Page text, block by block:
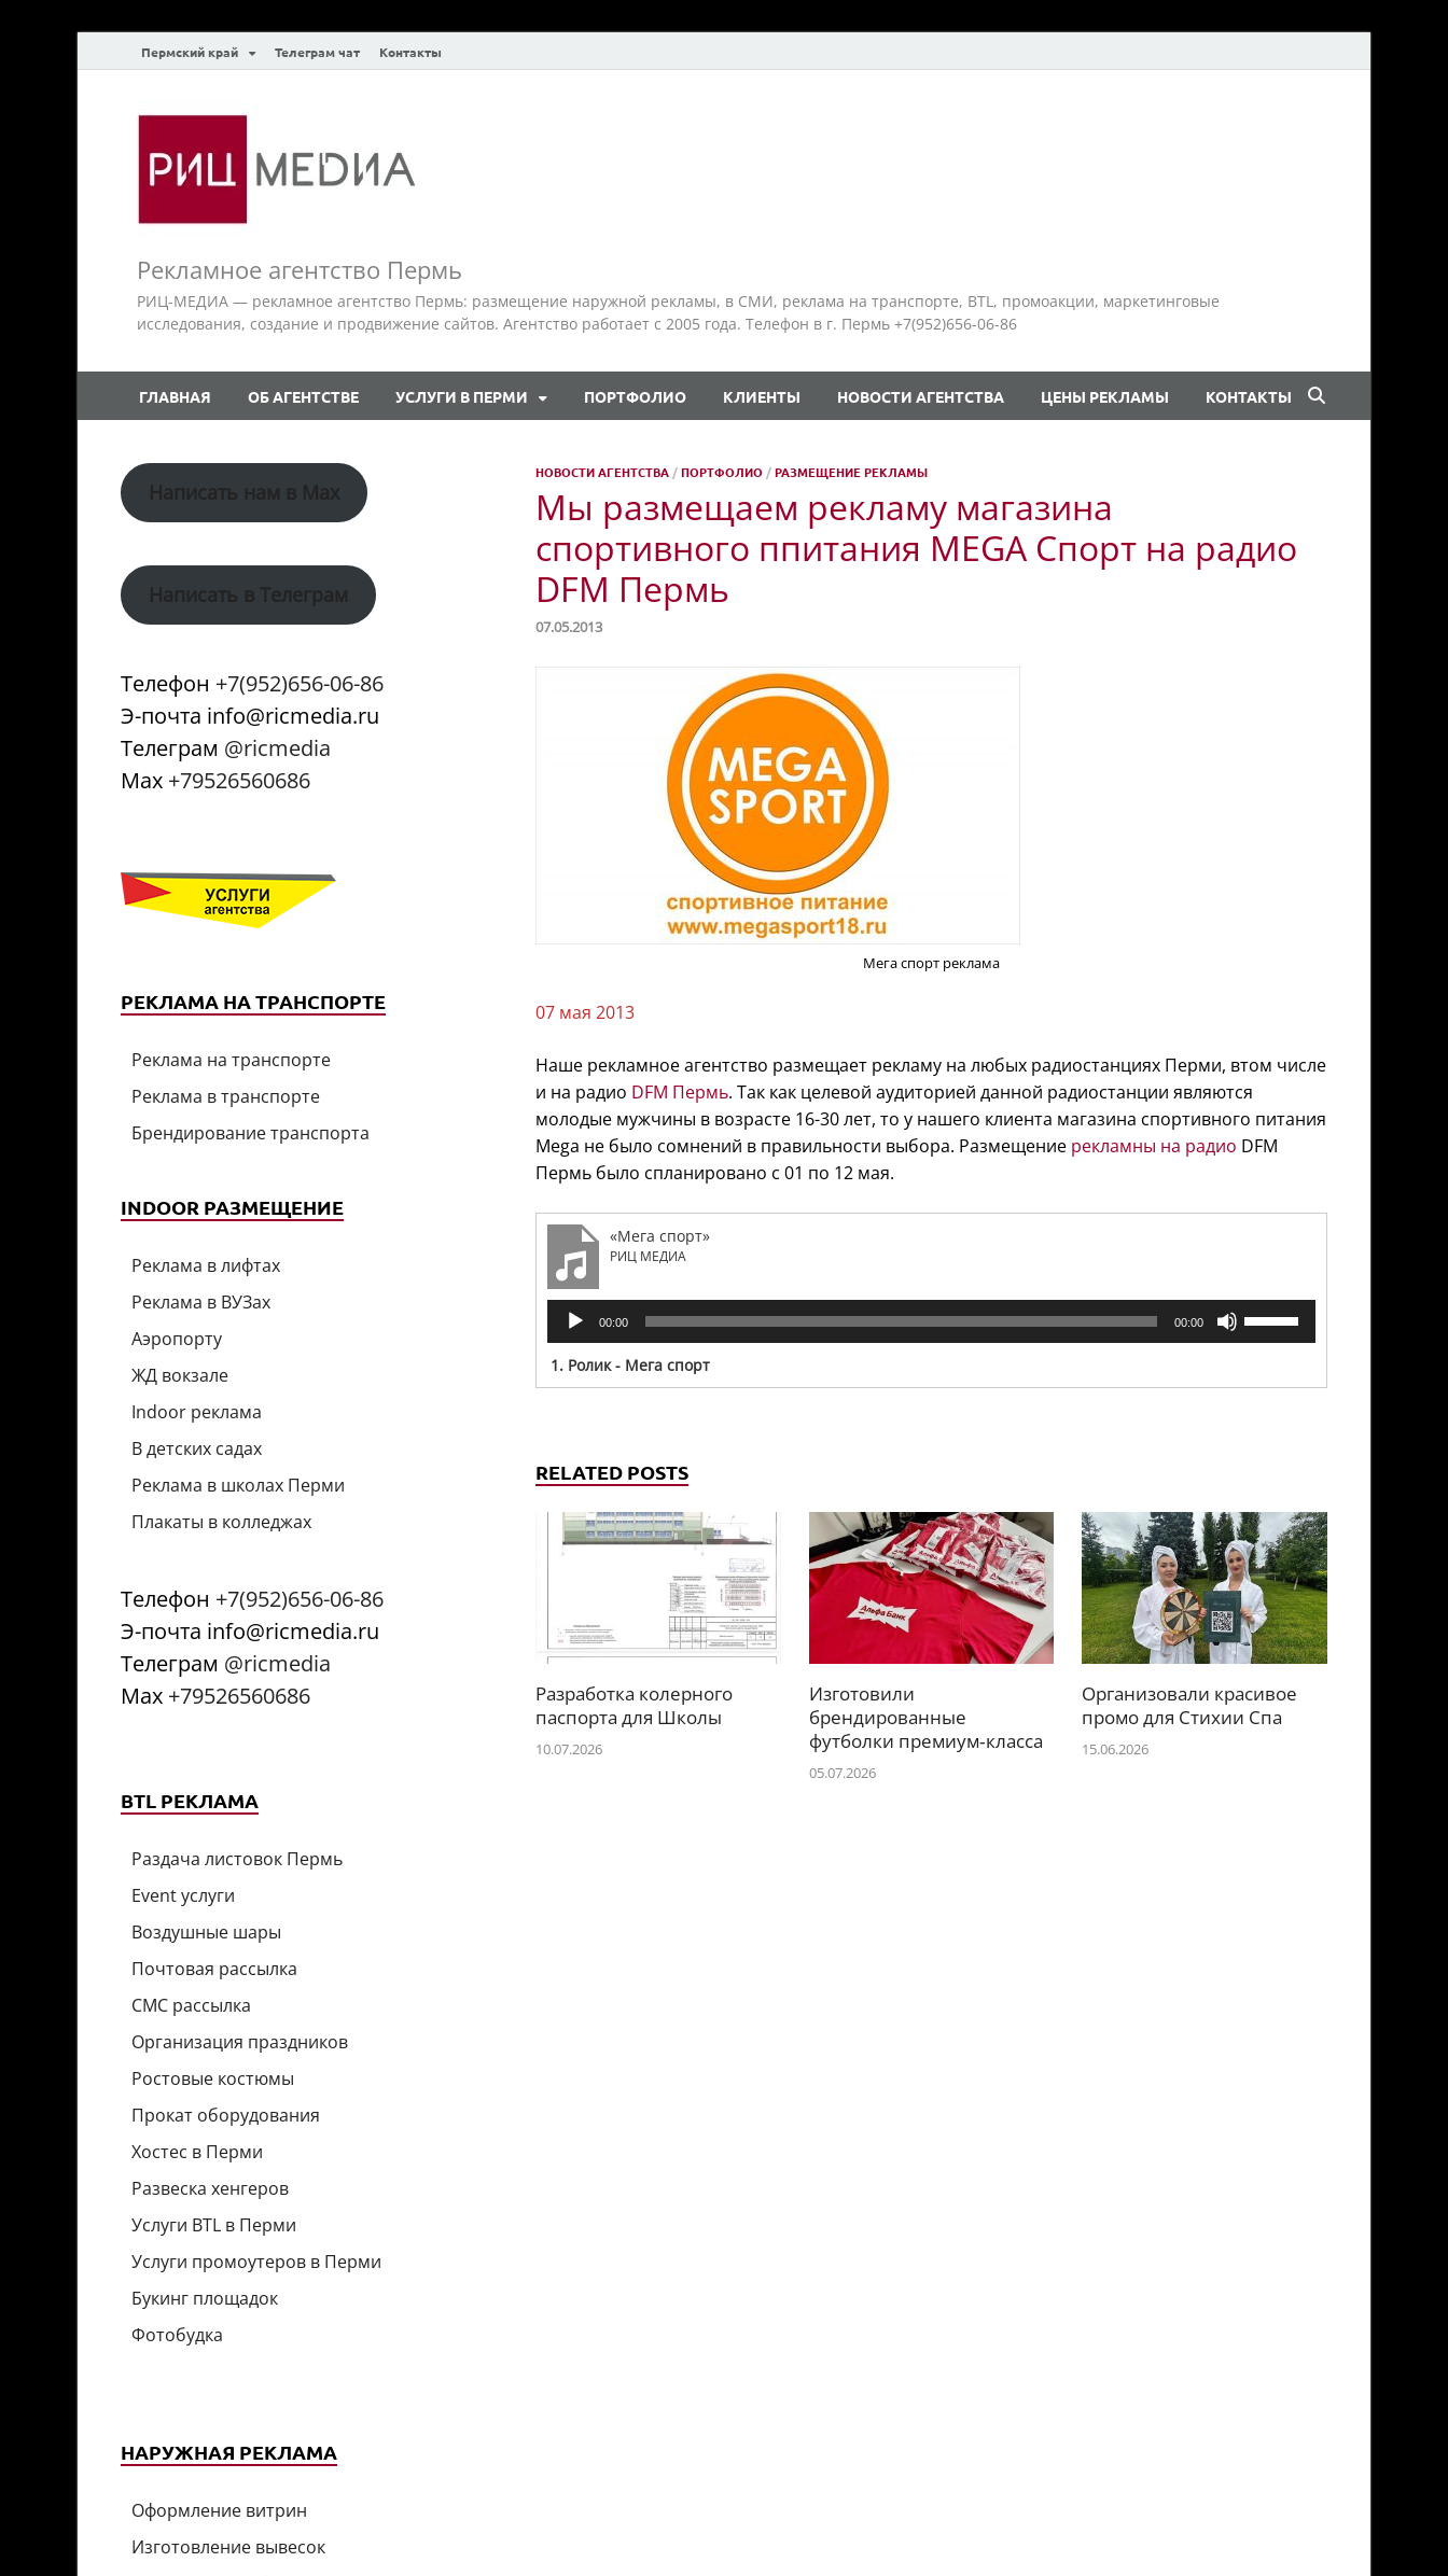
Пермский край Телеграм чат Контакты
Рекламное агентство Пермь
РИЦ-МЕДИА — рекламное агентство Пермь: размещение наружной рекламы, в СМИ, реклама на транспорте, BTL, промоакции, маркетинговые
исследования, создание и продвижение сайтов. Агентство работает с 2005 года. Телефон в г. Пермь +7(952)656-06-86
ГЛАВНАЯ ОБ АГЕНТСТВЕ УСЛУГИ В ПЕРМИ ПОРТФОЛИО КЛИЕНТЫ НОВОСТИ АГЕНТСТВА ЦЕНЫ РЕКЛАМЫ КОНТАКТЫ
НОВОСТИ АГЕНТСТВА /ПОРТФОЛИО /РАЗМЕЩЕНИЕ РЕКЛАМЫ
Мы размещаем рекламу магазина
спортивного ппитания MEGA Спорт на радио
DFM Пермь
07.05.2013
Мега спорт реклама
07 мая 2013
Наше рекламное агентство размещает рекламу на любых радиостанциях Перми, втом числе
и на радио DFM Пермь. Так как целевой аудиторией данной радиостанции являются
молодые мужчины в возрасте 16-30 лет, то у нашего клиента магазина спортивного питания
Mega не было сомнений в правильности выбора. Размещение рекламны на радио DFM
Пермь было спланировано с 01 по 12 мая.
«Мега спорт»
РИЦ МЕДИА
Аудиоплеер
00:00 00:00
1. Ролик - Мега спорт
RELATED POSTS
Разработка колерного
паспорта для Школы
10.07.2026
Изготовили
брендированные
футболки премиум‑класса
05.07.2026
Организовали красивое
промо для Стихии Спа
15.06.2026
Написать нам в Max
Написать в Телеграм
Телефон +7(952)656-06-86
Э-почта info@ricmedia.ru
Телеграм @ricmedia
Мах +79526560686
РЕКЛАМА НА ТРАНСПОРТЕ
Реклама на транспорте
Реклама в транспорте
Брендирование транспорта
INDOOR РАЗМЕЩЕНИЕ
Реклама в лифтах
Реклама в ВУЗах
Аэропорту
ЖД вокзале
Indoor реклама
В детских садах
Реклама в школах Перми
Плакаты в колледжах
Телефон +7(952)656-06-86
Э-почта info@ricmedia.ru
Телеграм @ricmedia
Мах +79526560686
BTL РЕКЛАМА
Раздача листовок Пермь
Event услуги
Воздушные шары
Почтовая рассылка
СМС рассылка
Организация праздников
Ростовые костюмы
Прокат оборудования
Хостес в Перми
Развеска хенгеров
Услуги BTL в Перми
Услуги промоутеров в Перми
Букинг площадок
Фотобудка
НАРУЖНАЯ РЕКЛАМА
Оформление витрин
Изготовление вывесок